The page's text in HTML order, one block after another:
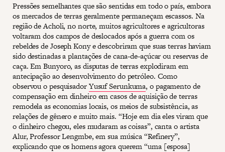
Pressões semelhantes que são sentidas em todo o país, embora
os mercados de terras geralmente permaneçam escassos. Na
região de Acholi, no norte, muitos agricultores e agricultoras
voltaram dos campos de deslocados após a guerra com os
rebeldes de Joseph Kony e descobriram que suas terras haviam
sido destinadas a plantações de cana-de-açúcar ou reservas de
caça. Em Bunyoro, as disputas de terras explodiram em
antecipação ao desenvolvimento do petróleo. Como
observou o pesquisadorYusuf Serunkuma, o pagamento de
compensação em dinheiro em casos de aquisição de terras
remodela as economias locais, os meios de subsistência, as
relações de gênero e muito mais. “Hoje em dia eles viram que
o dinheiro chegou, eles mudaram as coisas”, canta o artista
Alur, Professor Lengmbe, em sua música “Refinery”,
explicando que os homens agora querem “uma [esposa]